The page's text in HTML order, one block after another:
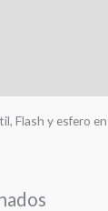
Flash y esfero